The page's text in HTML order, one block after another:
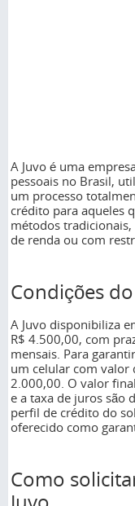
A Juvo é uma
pessoais no Brasil,
um processo
crédito para aqueles
métodos
de renda ou com
Condições
A Juvo disponibiliza
R$ 4.500,00, com
mensais. Para
um celular com valor
2.000,00. O valor
e a taxa de juros são
perfil de crédito do
oferecido como
Como